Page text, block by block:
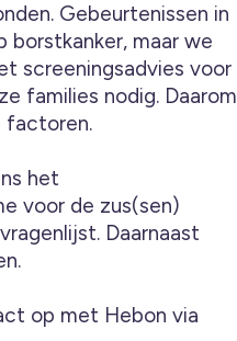
Gebeurtenissen in
borstkanker, maar we
screeningsadvies voor
families nodig. Daarom
factoren.
het
voor de zus(sen)
Daarnaast
op met Hebon via